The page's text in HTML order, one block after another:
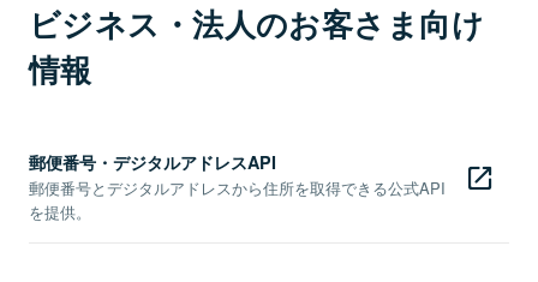
ビジネス・法人のお客さま向け
情報
郵便番号・デジタルアドレスAPI
郵便番号とデジタルアドレスから住所を取得できる公式API
を提供。